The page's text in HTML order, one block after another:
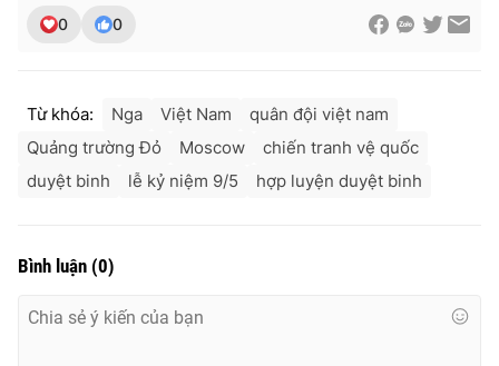
0 0
Từ khóa: Nga Việt Nam
quân đội việt nam
Quảng trường Đỏ
Moscow
chiến tranh vệ quốc
duyệt binh
lễ kỷ niệm 9/5 hợp luyện duyệt binh
Bình luận (0)